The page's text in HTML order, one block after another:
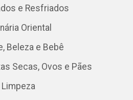
e Resfriados
Oriental
Beleza e Bebê
Secas, Ovos e Pães
Limpeza